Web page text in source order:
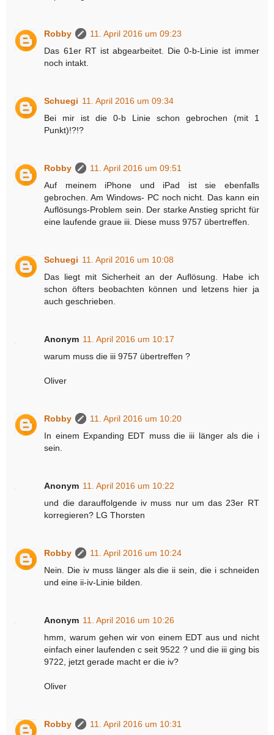
Robby
11. April 2016 um 09:23
Das 61er RT ist abgearbeitet. Die 0-b-Linie ist immer
noch intakt.
Schuegi 11. April 2016 um 09:34
Bei mir ist die 0-b Linie schon gebrochen (mit 1
Punkt)!?!?
Robby
11. April 2016 um 09:51
Auf meinem iPhone und iPad ist sie ebenfalls
gebrochen. Am Windows- PC noch nicht. Das kann ein
Auflösungs-Problem sein. Der starke Anstieg spricht für
eine laufende graue iii. Diese muss 9757 übertreffen.
Schuegi 11. April 2016 um 10:08
Das liegt mit Sicherheit an der Auflösung. Habe ich
schon öfters beobachten können und letzens hier ja
auch geschrieben.
Anonym 11. April 2016 um 10:17
warum muss die iii 9757 übertreffen ?
Oliver
Robby
11. April 2016 um 10:20
In einem Expanding EDT muss die iii länger als die i
sein.
Anonym 11. April 2016 um 10:22
und die darauffolgende iv muss nur um das 23er RT
korregieren? LG Thorsten
Robby
11. April 2016 um 10:24
Nein. Die iv muss länger als die ii sein, die i schneiden
und eine ii-iv-Linie bilden.
Anonym 11. April 2016 um 10:26
hmm, warum gehen wir von einem EDT aus und nicht
einfach einer laufenden c seit 9522 ? und die iii ging bis
9722, jetzt gerade macht er die iv?
Oliver
Robby
11. April 2016 um 10:31